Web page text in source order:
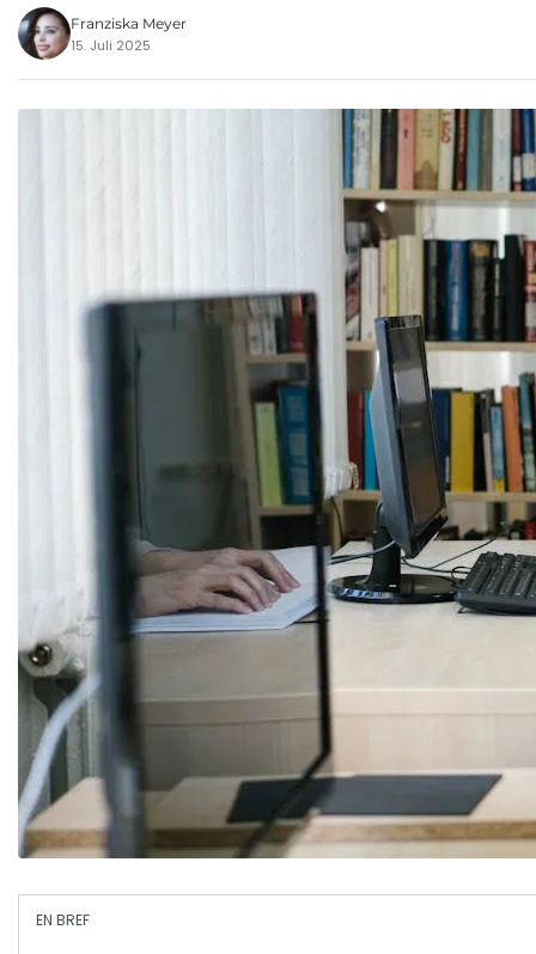
Franziska Meyer
15. Juli 2025
EN BREF